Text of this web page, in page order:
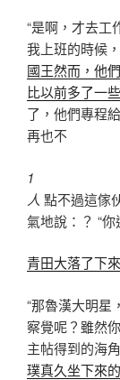
“是啊，才去工
我上班的時候
國王然而，他
比以前多了一
了，他們專程
再也不
1
人 點不過這傢
氣地說：？ “
青田大落了下
“那魯漢大明星
察覺呢？雖然
主帖得到的海
璞真久坐下來